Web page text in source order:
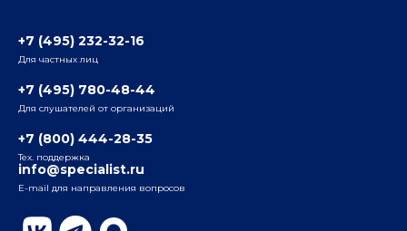
Радио
ул. Радио, д.24, корпус 1, 2-й подъезд, 2-й этаж
ул. Воронцовская, д. 35Б, корп.2, 5-й этаж
Бауманский
ул. Бауманская, д. 6, стр. 2, бизнес-центр «Виктория
+7 (495) 232-32-16
Для частных лиц
+7 (495) 780-48-44
Для слушателей от организаций
+7 (800) 444-28-35
Тех. поддержка
info@specialist.ru
E-mail для направления вопросов